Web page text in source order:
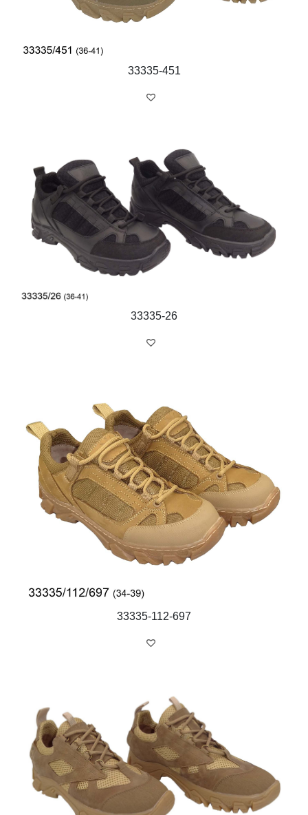
33335-451
33335-26
33335-112-697